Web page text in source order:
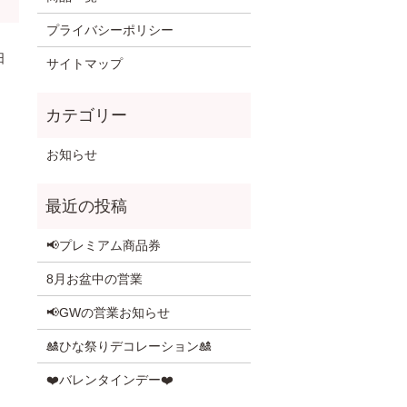
プライバシーポリシー
サイトマップ
お知らせ
📢プレミアム商品券
8月お盆中の営業
📢GWの営業お知らせ
🎎ひな祭りデコレーション🎎
❤️バレンタインデー❤️